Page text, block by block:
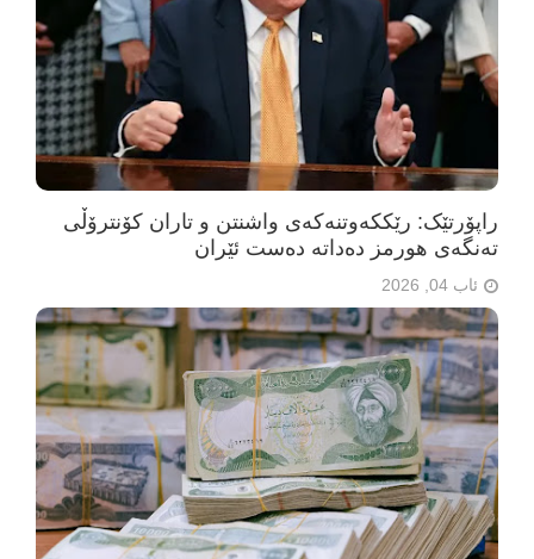
راپۆرتێک: رێککەوتنەکەی واشنتن و تاران کۆنترۆڵی
تەنگەی هورمز دەداتە دەست ئێران
ئاب 04, 2026